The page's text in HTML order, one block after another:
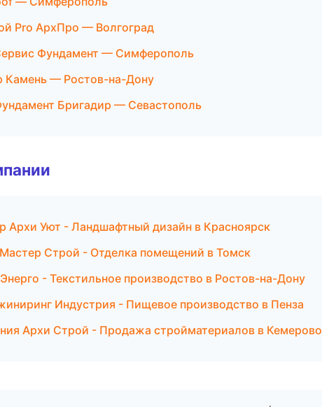
Pro АрхПро — Волгоград
Фундамент — Симферополь
Камень — Ростов-на-Дону
Бригадир — Севастополь
Архи Уют - Ландшафтный дизайн в Красноярск
Строй - Отделка помещений в Томск
- Текстильное производство в Ростов-на-Дону
Индустрия - Пищевое производство в Пенза
Архи Строй - Продажа стройматериалов в Кемерово